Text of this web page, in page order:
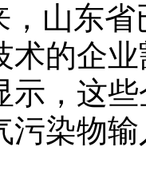
山东省
术的企
示，这
污染物